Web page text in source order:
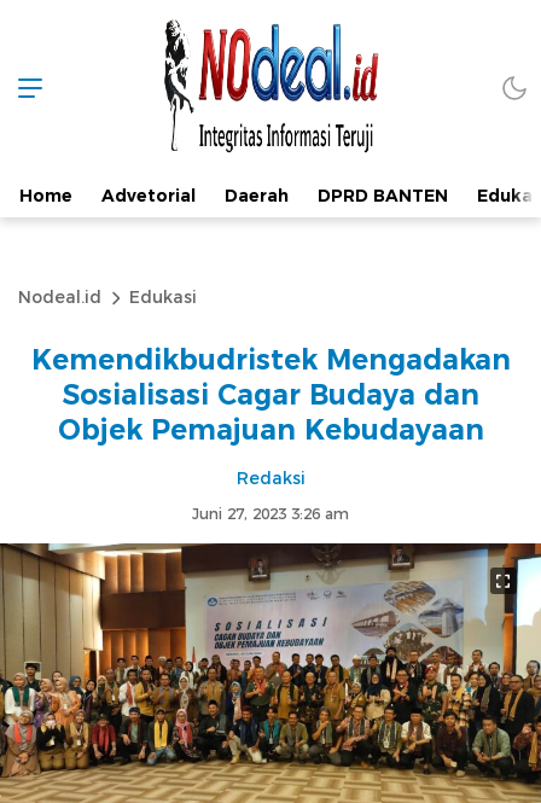
Home Advetorial Daerah DPRD BANTEN
Nodeal.id Edukasi
Kemendikbudristek Mengadakan
Sosialisasi Cagar Budaya dan
Objek Pemajuan Kebudayaan
Redaksi
Juni 27, 2023 3:26 am